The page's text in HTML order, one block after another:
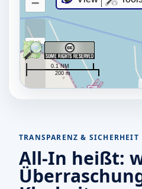
TRANSPARENZ & SICHERHEIT
All-In heißt: